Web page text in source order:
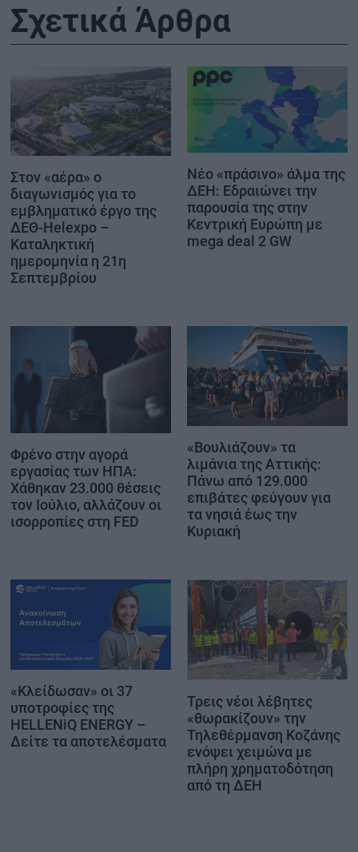
Σχετικά Άρθρα
Στον «αέρα» ο
διαγωνισμός για το
εμβληματικό έργο της
ΔΕΘ-Helexpo –
Καταληκτική
ημερομηνία η 21η
Σεπτεμβρίου
Νέο «πράσινο» άλμα της
ΔΕΗ: Εδραιώνει την
παρουσία της στην
Κεντρική Ευρώπη με
mega deal 2 GW
Φρένο στην αγορά
εργασίας των ΗΠΑ:
Χάθηκαν 23.000 θέσεις
τον Ιούλιο, αλλάζουν οι
ισορροπίες στη FED
«Βουλιάζουν» τα
λιμάνια της Αττικής:
Πάνω από 129.000
επιβάτες φεύγουν για
τα νησιά έως την
Κυριακή
«Κλείδωσαν» οι 37
υποτροφίες της
HELLENiQ ENERGY –
Δείτε τα αποτελέσματα
Τρεις νέοι λέβητες
«θωρακίζουν» την
Τηλεθέρμανση Κοζάνης
ενόψει χειμώνα με
πλήρη χρηματοδότηση
από τη ΔΕΗ